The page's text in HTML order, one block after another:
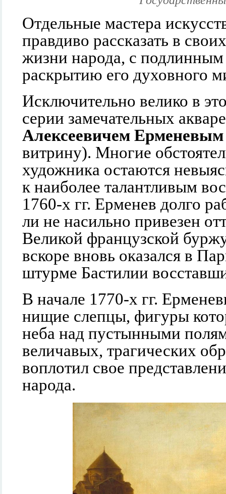
Отдельные мастера
правдиво рассказать в
жизни народа, с
раскрытию его духовного
Исключительно велико в
серии замечательных
Алексеевичем Ерменевым
витрину). Многие
художника остаются
к наиболее талантливым
1760-х гг. Ерменев долго
ли не насильно привезен
Великой французской
вскоре вновь оказался в
штурме Бастилии
В начале 1770-х гг.
нищие слепцы, фигуры
неба над пустынными
величавых, трагических
воплотил свое
народа.